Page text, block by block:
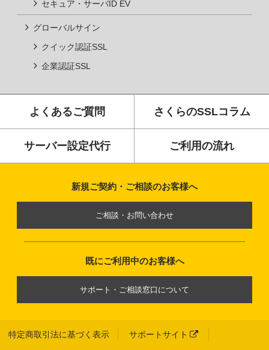
セキュア・サーバID EV
クイック認証SSL
企業認証SSL
よくあるご質問 さくらのSSLコラム
サーバー設定代行 ご利用の流れ
新規ご契約・ご相談のお客様へ
ご相談・お問い合わせ
既にご利用中のお客様へ
サポート・ご相談窓口について
特定商取引法に基づく表示 サポートサイト